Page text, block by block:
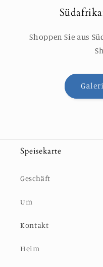
Shoppen Sie aus
Speisekarte
Geschäft
Um
Kontakt
Heim